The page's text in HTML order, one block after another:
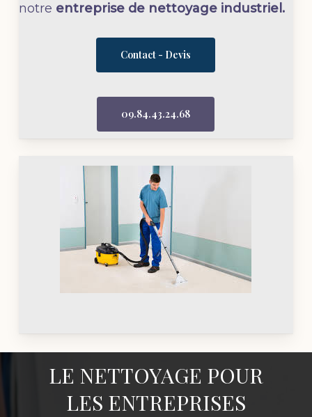
notre entreprise de nettoyage industriel.
Contact - Devis
09.84.43.24.68
LE NETTOYAGE POUR
LES ENTREPRISES